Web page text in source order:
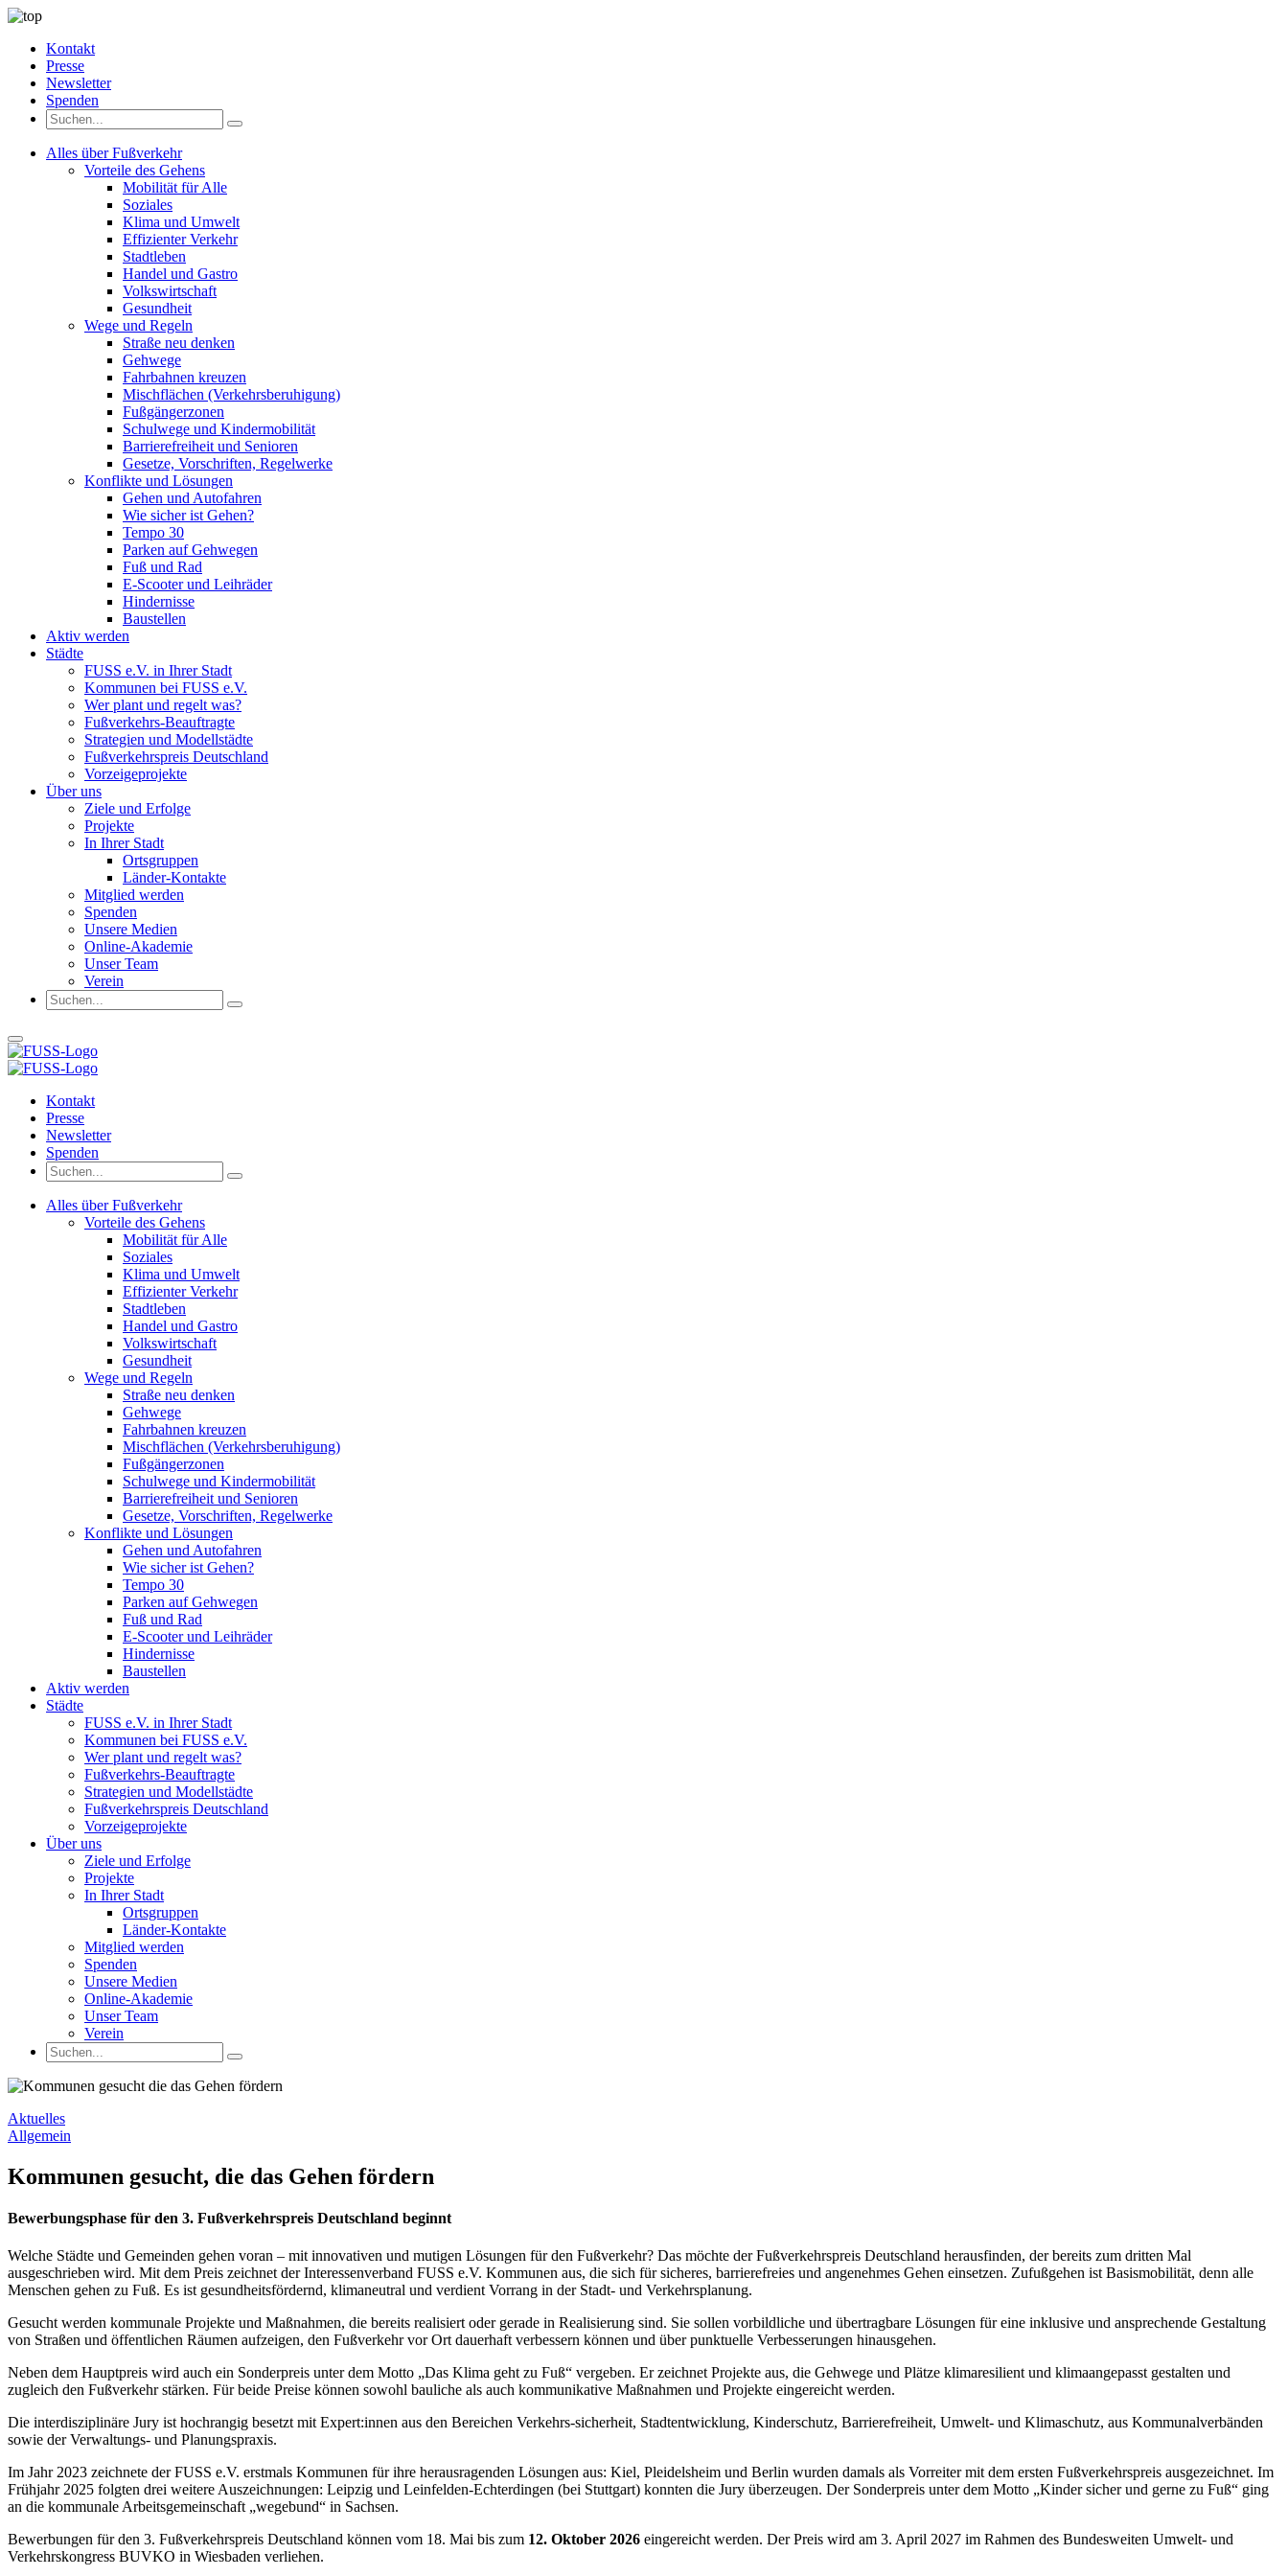
Kontakt
Presse
Newsletter
Spenden
Alles über Fußverkehr
Vorteile des Gehens
Mobilität für Alle
Soziales
Klima und Umwelt
Effizienter Verkehr
Stadtleben
Handel und Gastro
Volkswirtschaft
Gesundheit
Wege und Regeln
Straße neu denken
Gehwege
Fahrbahnen kreuzen
Mischflächen (Verkehrsberuhigung)
Fußgängerzonen
Schulwege und Kindermobilität
Barrierefreiheit und Senioren
Gesetze, Vorschriften, Regelwerke
Konflikte und Lösungen
Gehen und Autofahren
Wie sicher ist Gehen?
Tempo 30
Parken auf Gehwegen
Fuß und Rad
E-Scooter und Leihräder
Hindernisse
Baustellen
Aktiv werden
Städte
FUSS e.V. in Ihrer Stadt
Kommunen bei FUSS e.V.
Wer plant und regelt was?
Fußverkehrs-Beauftragte
Strategien und Modellstädte
Fußverkehrspreis Deutschland
Vorzeigeprojekte
Über uns
Ziele und Erfolge
Projekte
In Ihrer Stadt
Ortsgruppen
Länder-Kontakte
Mitglied werden
Spenden
Unsere Medien
Online-Akademie
Unser Team
Verein
Kontakt
Presse
Newsletter
Spenden
Alles über Fußverkehr
Vorteile des Gehens
Mobilität für Alle
Soziales
Klima und Umwelt
Effizienter Verkehr
Stadtleben
Handel und Gastro
Volkswirtschaft
Gesundheit
Wege und Regeln
Straße neu denken
Gehwege
Fahrbahnen kreuzen
Mischflächen (Verkehrsberuhigung)
Fußgängerzonen
Schulwege und Kindermobilität
Barrierefreiheit und Senioren
Gesetze, Vorschriften, Regelwerke
Konflikte und Lösungen
Gehen und Autofahren
Wie sicher ist Gehen?
Tempo 30
Parken auf Gehwegen
Fuß und Rad
E-Scooter und Leihräder
Hindernisse
Baustellen
Aktiv werden
Städte
FUSS e.V. in Ihrer Stadt
Kommunen bei FUSS e.V.
Wer plant und regelt was?
Fußverkehrs-Beauftragte
Strategien und Modellstädte
Fußverkehrspreis Deutschland
Vorzeigeprojekte
Über uns
Ziele und Erfolge
Projekte
In Ihrer Stadt
Ortsgruppen
Länder-Kontakte
Mitglied werden
Spenden
Unsere Medien
Online-Akademie
Unser Team
Verein
Aktuelles
Allgemein
Kommunen gesucht, die das Gehen fördern
Bewerbungsphase für den 3. Fußverkehrspreis Deutschland beginnt
Welche Städte und Gemeinden gehen voran – mit innovativen und mutigen Lösungen für den Fußverkehr? Das möchte der Fußverkehrspreis Deutschland herausfinden, der bereits zum dritten Mal
ausgeschrieben wird. Mit dem Preis zeichnet der Interessenverband FUSS e.V. Kommunen aus, die sich für sicheres, barrierefreies und angenehmes Gehen einsetzen. Zufußgehen ist Basismobilität, denn alle
Menschen gehen zu Fuß. Es ist gesundheitsfördernd, klimaneutral und verdient Vorrang in der Stadt- und Verkehrsplanung.
Gesucht werden kommunale Projekte und Maßnahmen, die bereits realisiert oder gerade in Realisierung sind. Sie sollen vorbildliche und übertragbare Lösungen für eine inklusive und ansprechende Gestaltung
von Straßen und öffentlichen Räumen aufzeigen, den Fußverkehr vor Ort dauerhaft verbessern können und über punktuelle Verbesserungen hinausgehen.
Neben dem Hauptpreis wird auch ein Sonderpreis unter dem Motto „Das Klima geht zu Fuß“ vergeben. Er zeichnet Projekte aus, die Gehwege und Plätze klimaresilient und klimaangepasst gestalten und
zugleich den Fußverkehr stärken. Für beide Preise können sowohl bauliche als auch kommunikative Maßnahmen und Projekte eingereicht werden.
Die interdisziplinäre Jury ist hochrangig besetzt mit Expert:innen aus den Bereichen Verkehrs-sicherheit, Stadtentwicklung, Kinderschutz, Barrierefreiheit, Umwelt- und Klimaschutz, aus Kommunalverbänden
sowie der Verwaltungs- und Planungspraxis.
Im Jahr 2023 zeichnete der FUSS e.V. erstmals Kommunen für ihre herausragenden Lösungen aus: Kiel, Pleidelsheim und Berlin wurden damals als Vorreiter mit dem ersten Fußverkehrspreis ausgezeichnet. Im
Frühjahr 2025 folgten drei weitere Auszeichnungen: Leipzig und Leinfelden-Echterdingen (bei Stuttgart) konnten die Jury überzeugen. Der Sonderpreis unter dem Motto „Kinder sicher und gerne zu Fuß“ ging
an die kommunale Arbeitsgemeinschaft „wegebund“ in Sachsen.
Bewerbungen für den 3. Fußverkehrspreis Deutschland können vom 18. Mai bis zum 12. Oktober 2026 eingereicht werden. Der Preis wird am 3. April 2027 im Rahmen des Bundesweiten Umwelt- und
Verkehrskongress BUVKO in Wiesbaden verliehen.